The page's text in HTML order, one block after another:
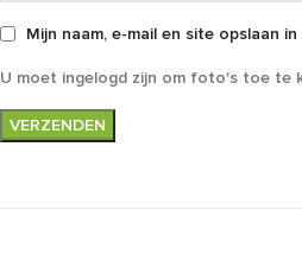
Mijn naam, e-mail en site opslaan
U moet ingelogd zijn om foto's toe te